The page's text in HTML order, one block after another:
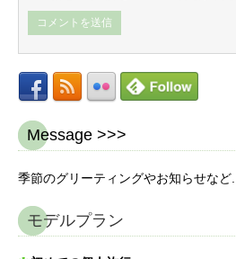
Message >>>
季節のグリーティングやお知らせなど...
モデルプラン